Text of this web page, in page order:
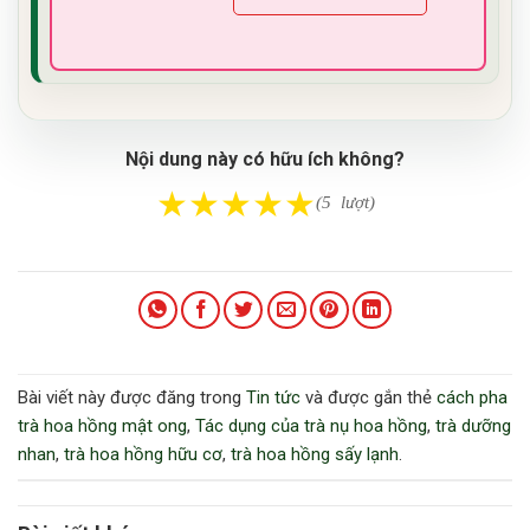
Nội dung này có hữu ích không?
★★★★★(5 lượt)
Bài viết này được đăng trong Tin tức và được gắn thẻ cách pha
trà hoa hồng mật ong, Tác dụng của trà nụ hoa hồng, trà dưỡng
nhan, trà hoa hồng hữu cơ, trà hoa hồng sấy lạnh.